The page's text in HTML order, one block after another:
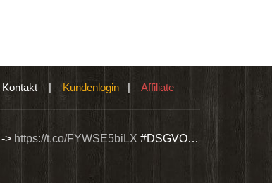
Kontakt| Kundenlogin| Affiliate
> https://t.co/FYWSE5biLX #DSGVO…
Wir bieten